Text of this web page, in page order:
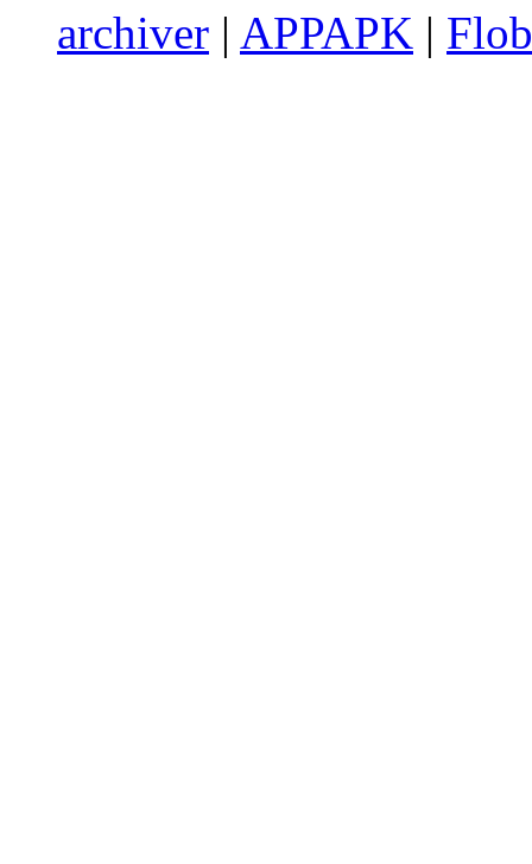
archiver | APPAPK |